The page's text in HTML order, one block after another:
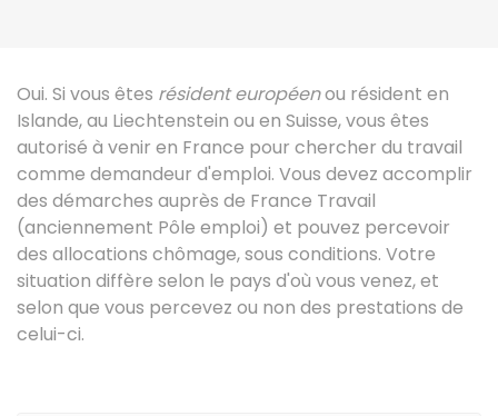
Oui. Si vous êtes résident européenou résident en
Islande, au Liechtenstein ou en Suisse, vous êtes
autorisé à venir en France pour chercher du travail
comme demandeur d'emploi. Vous devez accomplir
des démarches auprès de France Travail
(anciennement Pôle emploi) et pouvez percevoir
des allocations chômage, sous conditions. Votre
situation diffère selon le pays d'où vous venez, et
selon que vous percevez ou non des prestations de
celui-ci.